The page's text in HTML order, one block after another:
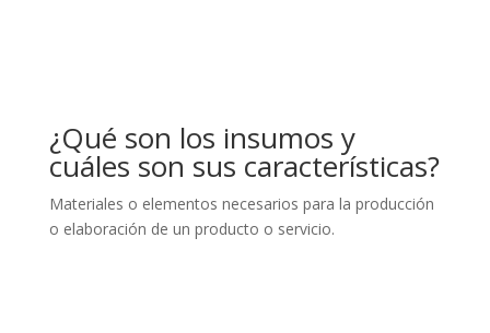
¿Qué son los insumos y
cuáles son sus características?
Materiales o elementos necesarios para la producción
o elaboración de un producto o servicio.